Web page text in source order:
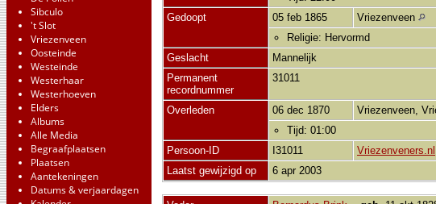
Sibculo
't Slot
Vriezenveen
Oosteinde
Westeinde
Westerhaar
Westerhoeven
Elders
Albums
Alle Media
Begraafplaatsen
Plaatsen
Aantekeningen
Datums & verjaardagen
Gedoopt
05 feb 1865
Vriezenveen
Religie: Hervormd
Geslacht
Mannelijk
Permanent
recordnummer
31011
Overleden 06 dec 1870 Vriezenveen,
Tijd: 01:00
Persoon-ID
I31011
Vriezenveners.nl
Laatst gewijzigd op
6 apr 2003